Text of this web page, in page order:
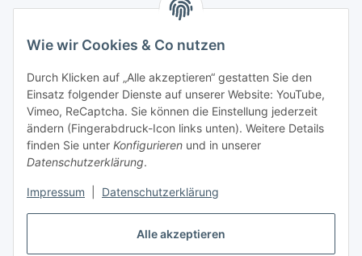
Alle akzeptieren
Wie wir Cookies & Co nutzen
Durch Klicken auf „Alle akzeptieren“ gestatten Sie den
Einsatz folgender Dienste auf unserer Website: YouTube,
Vimeo, ReCaptcha. Sie können die Einstellung jederzeit
ändern (Fingerabdruck-Icon links unten). Weitere Details
finden Sie unter Konfigurieren und in unserer
Datenschutzerklärung.
Impressum Datenschutzerklärung
Zahlungsmöglichkeiten
Versandinformationen
Gesetzliche Informationen